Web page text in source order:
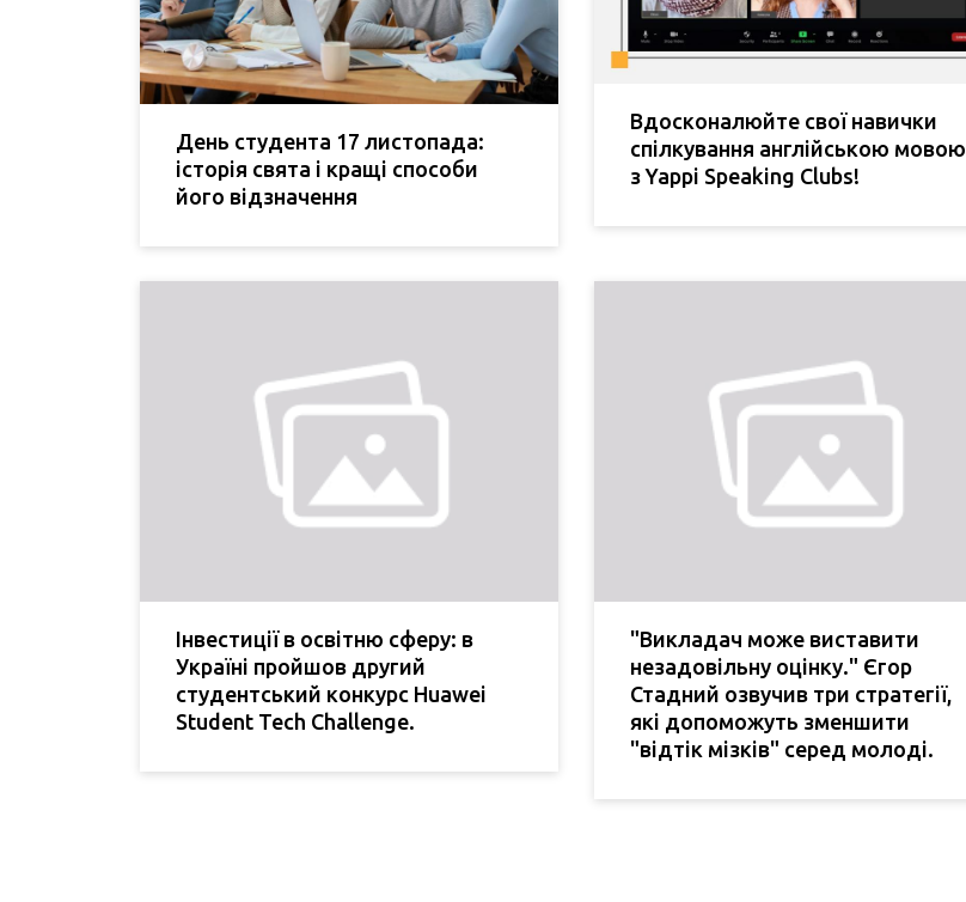
День студента 17 листопада:
історія свята і кращі способи
його відзначення
Вдосконалюйте свої навички
спілкування англійською мовою
з Yappi Speaking Clubs!
Інвестиції в освітню сферу: в
Україні пройшов другий
студентський конкурс Huawei
Student Tech Challenge.
"Викладач може виставити
незадовільну оцінку." Єгор
Стадний озвучив три стратегії,
які допоможуть зменшити
"відтік мізків" серед молоді.